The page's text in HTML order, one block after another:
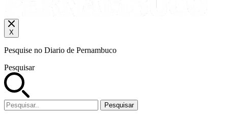
X
Pesquise no Diario de Pernambuco
Pesquisar
Pesquisar